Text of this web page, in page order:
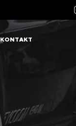
KONTAKT